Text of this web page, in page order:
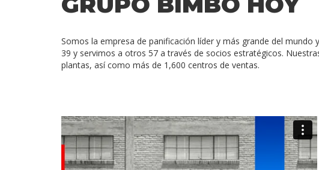
Somos la empresa de panificación líder y más grande del
39 y servimos a otros 57 a través de socios estratégicos.
plantas, así como más de 1,600 centros de ventas.